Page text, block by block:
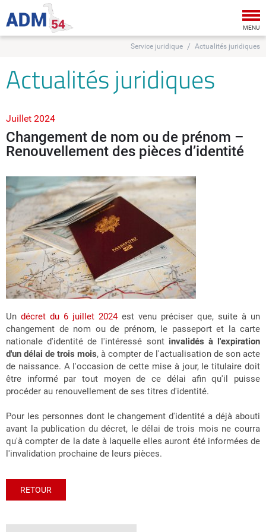
MENU
Service juridique Actualités juridiques
Actualités juridiques
Juillet 2024
Changement de nom ou de prénom –
Renouvellement des pièces d’identité
Un décret du 6 juillet 2024 est venu préciser que, suite à un
changement de nom ou de prénom, le passeport et la carte
nationale d'identité de l'intéressé sont invalidés à l'expiration
d'un délai de trois mois, à compter de l'actualisation de son acte
de naissance. A l'occasion de cette mise à jour, le titulaire doit
être informé par tout moyen de ce délai afin qu'il puisse
procéder au renouvellement de ses titres d'identité.
Pour les personnes dont le changement d'identité a déjà abouti
avant la publication du décret, le délai de trois mois ne courra
qu'à compterde la date à laquelle elles auront été informées de
l'invalidation prochaine de leurs pièces.
RETOUR